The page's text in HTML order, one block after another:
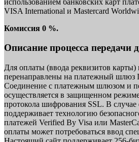
VISA International и Mastercard
Комиссия 0 %.
Описание процесса передачи
Для оплаты (ввода реквизитов карты)
перенаправлены на платежный
Соединение с платежным шлюзом и
осуществляется в защищенном
протокола шифрования SSL. В случае
поддерживает технологию
платежей Verified By Visa или
оплаты может потребоваться ввод